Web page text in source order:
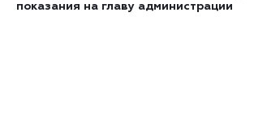
показания на главу администрации